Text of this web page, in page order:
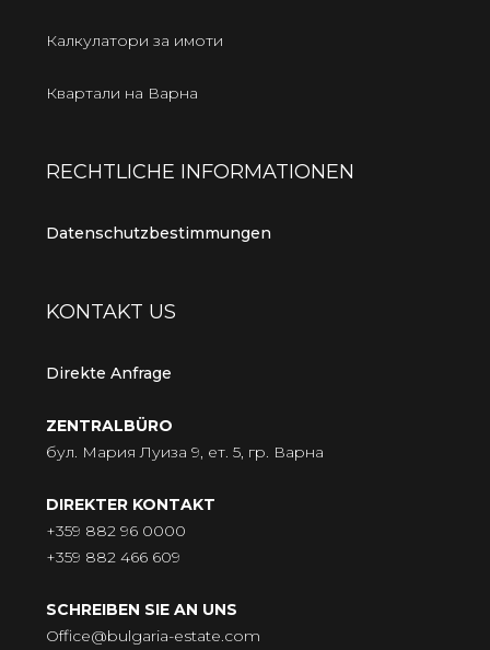
Калкулатори за имоти
Квартали на Варна
RECHTLICHE INFORMATIONEN
Datenschutzbestimmungen
KONTAKT US
Direkte Anfrage
ZENTRALBÜRO
бул. Мария Луиза 9, ет. 5, гр. Варна
DIREKTER KONTAKT
+359 882 96 0000
+359 882 466 609
SCHREIBEN SIE AN UNS
Office@bulgaria-estate.com